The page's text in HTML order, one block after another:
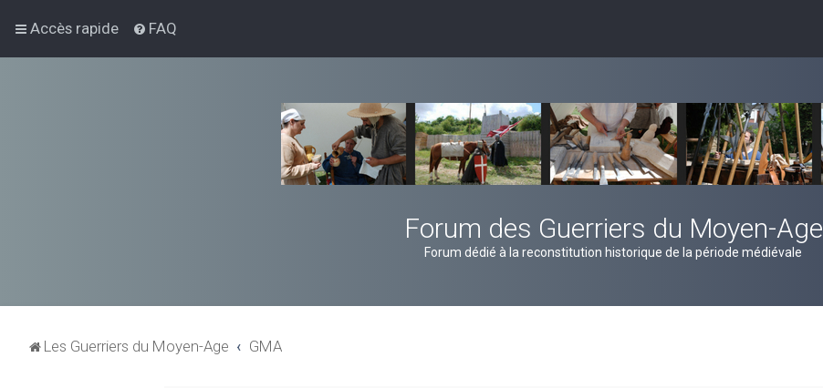
Accès rapide FAQ
Forum des Guerriers du Moyen-Age
Forum dédié à la reconstitution historique de la période médiévale
Les Guerriers du Moyen-Age GMA